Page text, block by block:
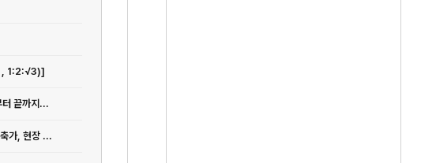
, 1:2:√3)]
끝까지...
가, 현장 ...